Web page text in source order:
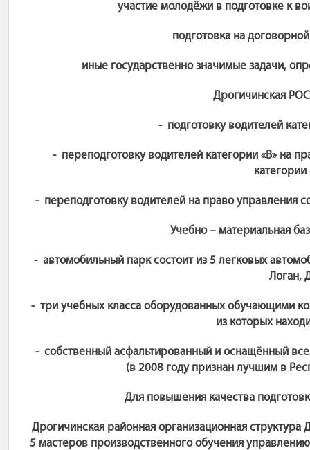
участие молодёжи в подготовке к
подготовка на
иные государственно значимые задачи,
Дрогичинская
- подготовку водителей
- переподготовку водителей категории «В» на
категории
- переподготовку водителей на право управления
Учебно – материальная
- автомобильный парк состоит из 5 легковых
Логан,
- три учебных класса оборудованных обучающими
из которых
- собственный асфальтированный и оснащённый
(в 2008 году признан лучшим в
Для повышения качества
Дрогичинская районная организационная
5 мастеров производственного обучения